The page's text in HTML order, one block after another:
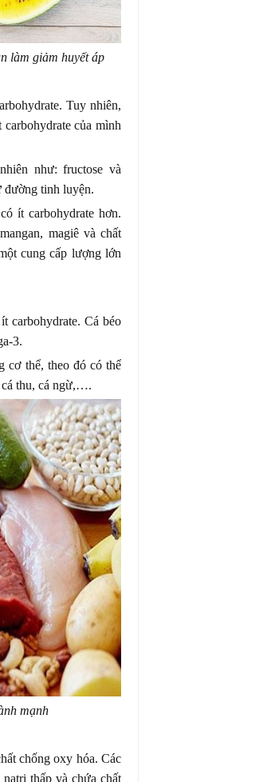
làm giảm huyết áp
Tuy nhiên,
của mình
như: fructose và
đường tinh luyện.
ít carbohydrate hơn.
magiê và chất
cung cấp lượng lớn
carbohydrate. Cá béo
3.
cơ thể, theo đó có thể
cá thu, cá ngừ,….
mạnh
chống oxy hóa. Các
thấp và chứa chất